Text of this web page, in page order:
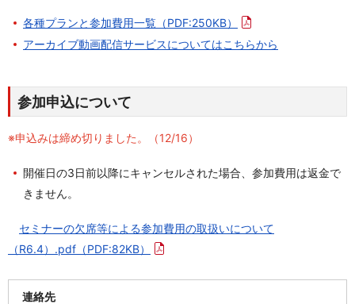
各種プランと参加費用一覧 （PDF:250KB）
アーカイブ動画配信サービスについてはこちらから
参加申込について
※申込みは締め切りました。（12/16）
開催日の3日前以降にキャンセルされた場合、参加費用は返金で
きません。
セミナーの欠席等による参加費用の取扱いについて
（R6.4）.pdf （PDF:82KB）
連絡先